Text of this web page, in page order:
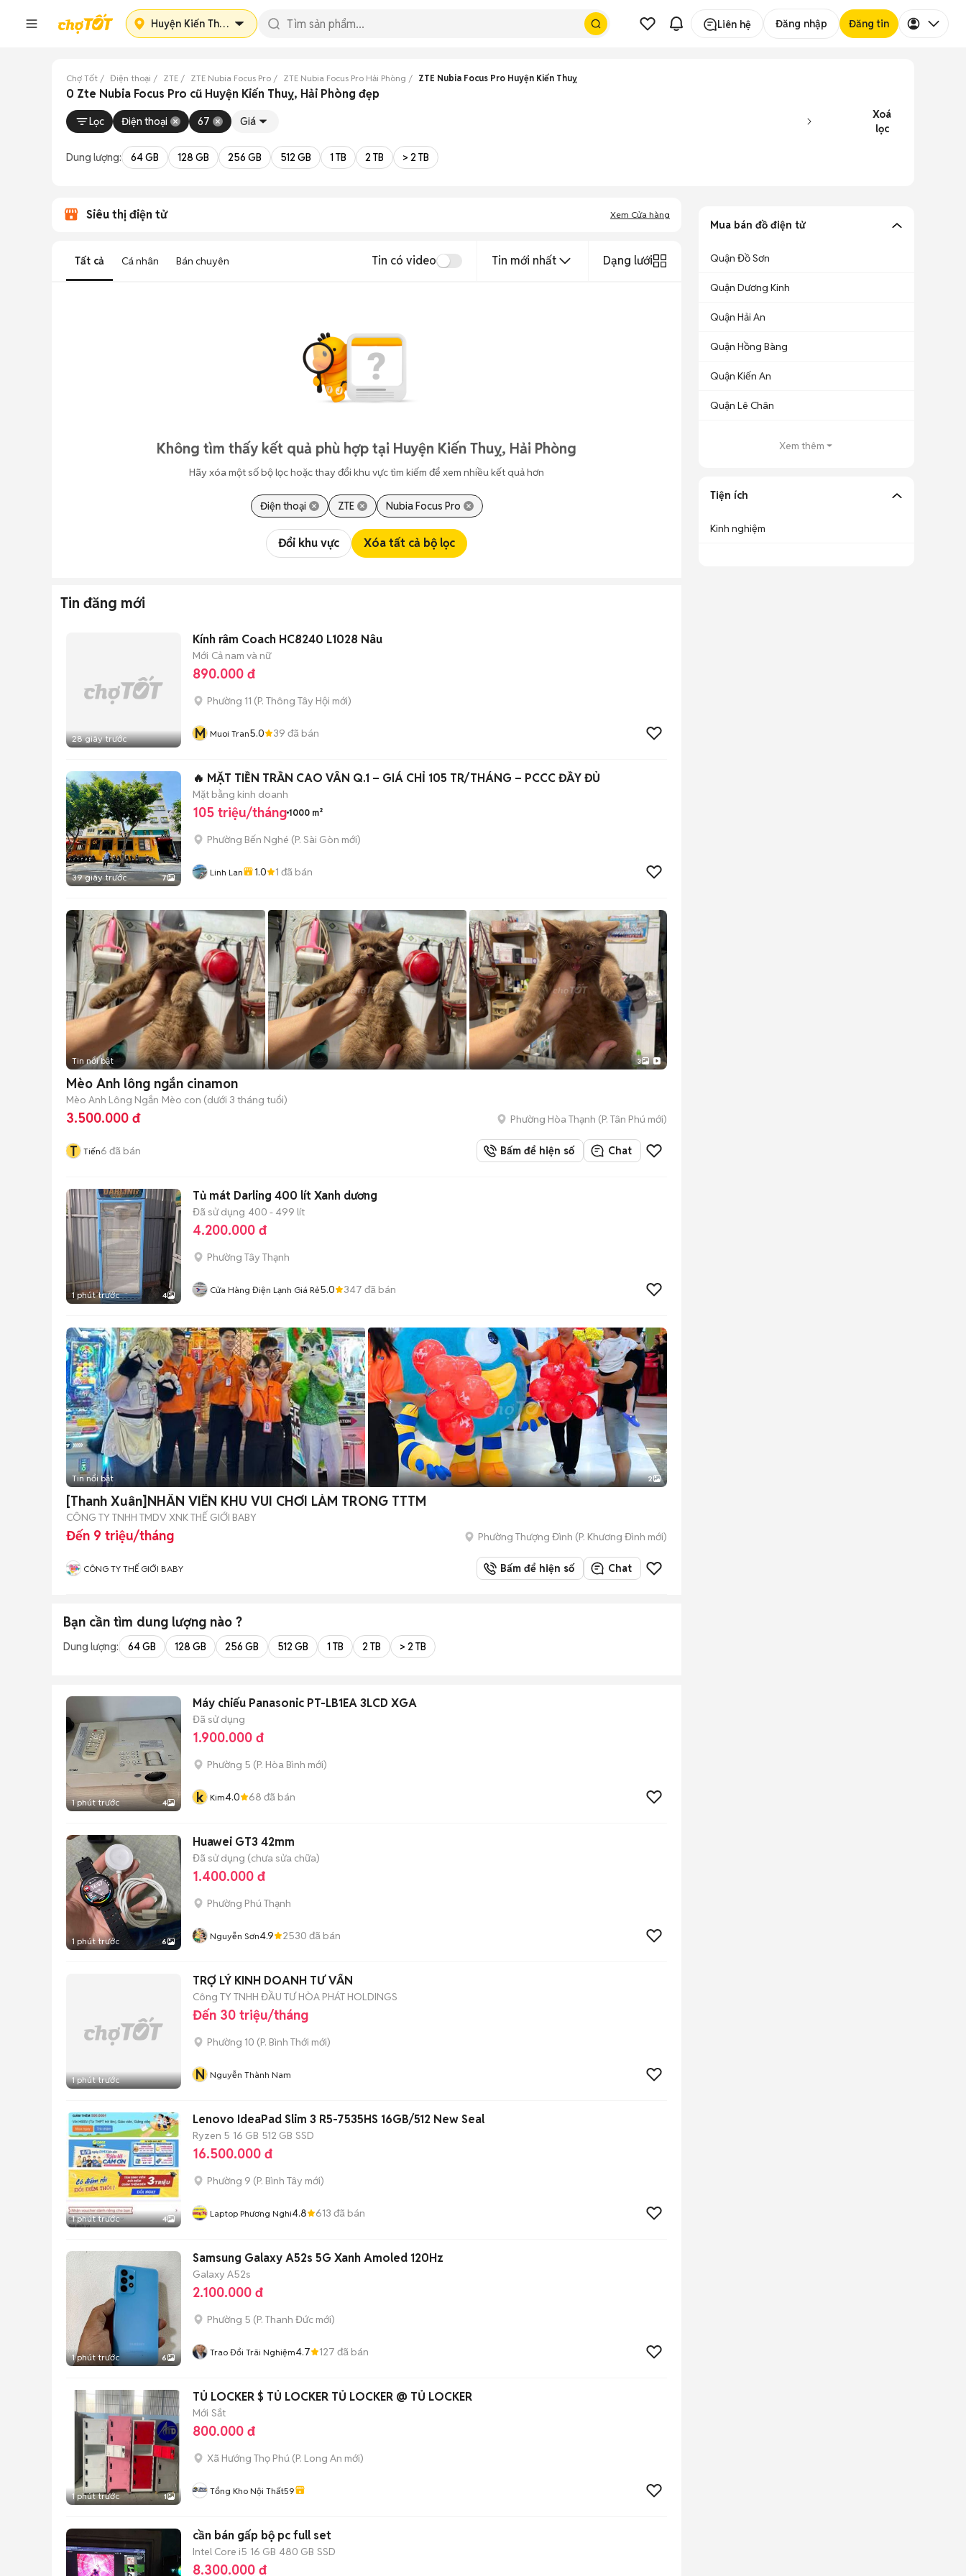
Huyện Kiến Thuỵ Liên hệ Đăng nhập Đăng tin
Chợ Tốt Điện thoại ZTE ZTE Nubia Focus Pro ZTE Nubia Focus Pro Hải Phòng ZTE Nubia Focus Pro Huyện Kiến Thuỵ
0 Zte Nubia Focus Pro cũ Huyện Kiến Thuỵ, Hải Phòng đẹp
Lọc Điện thoại 67 Giá
Xoá
lọc
Dung lượng: 64 GB 128 GB 256 GB 512 GB 1 TB 2 TB > 2 TB
Siêu thị điện tử Xem Cửa hàng
Tất cả Cá nhân Bán chuyên Tin có video Tin mới nhất Dạng lưới
Không tìm thấy kết quả phù hợp tại Huyện Kiến Thuỵ, Hải Phòng
Hãy xóa một số bộ lọc hoặc thay đổi khu vực tìm kiếm để xem nhiều kết quả hơn
Điện thoại ZTE Nubia Focus Pro
Đổi khu vực Xóa tất cả bộ lọc
Tin đăng mới
28 giây trước
Kính râm Coach HC8240 L1028 Nâu
Mới Cả nam và nữ
890.000 đ
Phường 11 (P. Thông Tây Hội mới)
M Muoi Tran5.0 39 đã bán
39 giây trước 7
​🔥 MẶT TIỀN TRẦN CAO VÂN Q.1 – GIÁ CHỈ 105 TR/THÁNG – PCCC ĐẦY ĐỦ
Mặt bằng kinh doanh
105 triệu/tháng 1000 m²
Phường Bến Nghé (P. Sài Gòn mới)
Linh Lan 1.0 1 đã bán
Tin nổi bật 3
Mèo Anh lông ngắn cinamon
Mèo Anh Lông Ngắn Mèo con (dưới 3 tháng tuổi)
3.500.000 đ Phường Hòa Thạnh (P. Tân Phú mới)
T Tiến6 đã bán Bấm để hiện số Chat
1 phút trước 4
Tủ mát Darling 400 lít Xanh dương
Đã sử dụng 400 - 499 lít
4.200.000 đ
Phường Tây Thạnh
Cửa Hàng Điện Lạnh Giá Rẻ5.0 347 đã bán
Tin nổi bật 2
[Thanh Xuân]NHÂN VIÊN KHU VUI CHƠI LÀM TRONG TTTM
CÔNG TY TNHH TMDV XNK THẾ GIỚI BABY
Đến 9 triệu/tháng Phường Thượng Đình (P. Khương Đình mới)
CÔNG TY THẾ GIỚI BABY Bấm để hiện số Chat
Bạn cần tìm dung lượng nào ?
Dung lượng: 64 GB 128 GB 256 GB 512 GB 1 TB 2 TB > 2 TB
1 phút trước 4
Máy chiếu Panasonic PT-LB1EA 3LCD XGA
Đã sử dụng
1.900.000 đ
Phường 5 (P. Hòa Bình mới)
k Kim4.0 68 đã bán
1 phút trước 6
Huawei GT3 42mm
Đã sử dụng (chưa sửa chữa)
1.400.000 đ
Phường Phú Thạnh
Nguyễn Sơn4.9 2530 đã bán
1 phút trước
TRỢ LÝ KINH DOANH TƯ VẤN
Công TY TNHH ĐẦU TƯ HÒA PHÁT HOLDINGS
Đến 30 triệu/tháng
Phường 10 (P. Bình Thới mới)
N Nguyễn Thành Nam
1 phút trước 4
Lenovo IdeaPad Slim 3 R5-7535HS 16GB/512 New Seal
Ryzen 5 16 GB 512 GB SSD
16.500.000 đ
Phường 9 (P. Bình Tây mới)
Laptop Phương Nghi4.8 613 đã bán
1 phút trước 6
Samsung Galaxy A52s 5G Xanh Amoled 120Hz
Galaxy A52s
2.100.000 đ
Phường 5 (P. Thanh Đức mới)
Trao Đổi Trãi Nghiệm4.7 127 đã bán
1 phút trước 1
TỦ LOCKER $ TỦ LOCKER TỦ LOCKER @ TỦ LOCKER
Mới Sắt
800.000 đ
Xã Hướng Thọ Phú (P. Long An mới)
Tổng Kho Nội Thất59
cần bán gấp bộ pc full set
Intel Core i5 16 GB 480 GB SSD
8.300.000 đ
Mua bán đồ điện tử
Quận Đồ Sơn
Quận Dương Kinh
Quận Hải An
Quận Hồng Bàng
Quận Kiến An
Quận Lê Chân
Xem thêm
Tiện ích
Kinh nghiệm